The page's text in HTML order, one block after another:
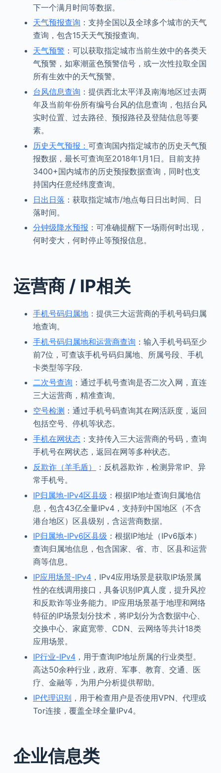
下一个满月时间等数据。
天气预报查询 ：支持全国以及全球多个城市的天气
查询，包含15天天气预报查询。
天气预警 ：可以获取指定城市当前生效中的各类天
气预警，如寒潮蓝色预警信号，或一次性拉取全国
所有生效中的天气预警。
台风信息查询 ：提供西北太平洋及南海地区过去两
年及当前年份所有编号台风的信息查询，包括台风
实时位置、过去路径、预报路径及登陆信息等要
素。
历史天气预报： 可查询国内指定城市的历史天气预
报数据，最长可查询至2018年1月1日。目前支持
3400+国内城市的历史预报数据查询，同时也支
持国内任意经纬度查询。
日出日落 ：获取指定城市/地点每日日出时间、日
落时间。
分钟级降水预报 ：可准确提醒下一场雨何时出现，
何时变大，何时停止等预报信息。
运营商 / IP相关
手机号码归属地：提供三大运营商的手机号码归属
地查询。
手机号码归属地和运营商查询 ：输入手机号码至少
前7位，可查该手机号码归属地、所属号段、手机
卡类型等字段.
二次号查询 ：通过手机号查询是否二次入网，直连
三大运营商，精准查询。
空号检测 ：通过手机号码查询其在网活跃度，返回
包括空号、停机等状态。
手机在网状态：支持传入三大运营商的号码，查询
手机号在网状态，返回在网等多种状态。
反欺诈（羊毛盾）
：反机器欺诈，检测异常IP、异
常手机号。
IP归属地-IPv4区县级 ：根据IP地址查询归属地信
息，包含43亿全量IPv4，支持到中国地区（不含
港台地区）区县级别，含运营商数据。
IP归属地-IPv6区县级 ：根据IP地址（IPv6版本）
查询归属地信息，包含国家、省、市、区县和运营
商等信息。
IP应用场景-IPv4，IPv4应用场景是获取IP场景属
性的在线调用接口，具备识别IP真人度，提升风控
和反欺诈等业务能力。IP应用场景基于地理和网络
特征的IP场景划分技术，将IP划分为含数据中心、
交换中心、家庭宽带、CDN、云网络等共计18类
应用场景。
IP行业-IPv4，用于查询IP地址所属的行业类型。
高达50余种行业，政府、军事、教育、交通、医
疗、金融等，为用户分析提供帮助。
IP代理识别 ，用于检查用户是否使用VPN、代理或
Tor连接，覆盖全球全量IPv4。
企业信息类